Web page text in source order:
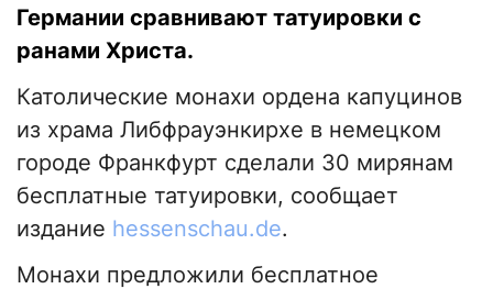
Германии сравнивают татуировки с
ранами Христа.
Католические монахи ордена капуцинов
из храма Либфрауэнкирхе в немецком
городе Франкфурт сделали 30 мирянам
бесплатные татуировки, сообщает
издание hessenschau.de.
Монахи предложили бесплатное